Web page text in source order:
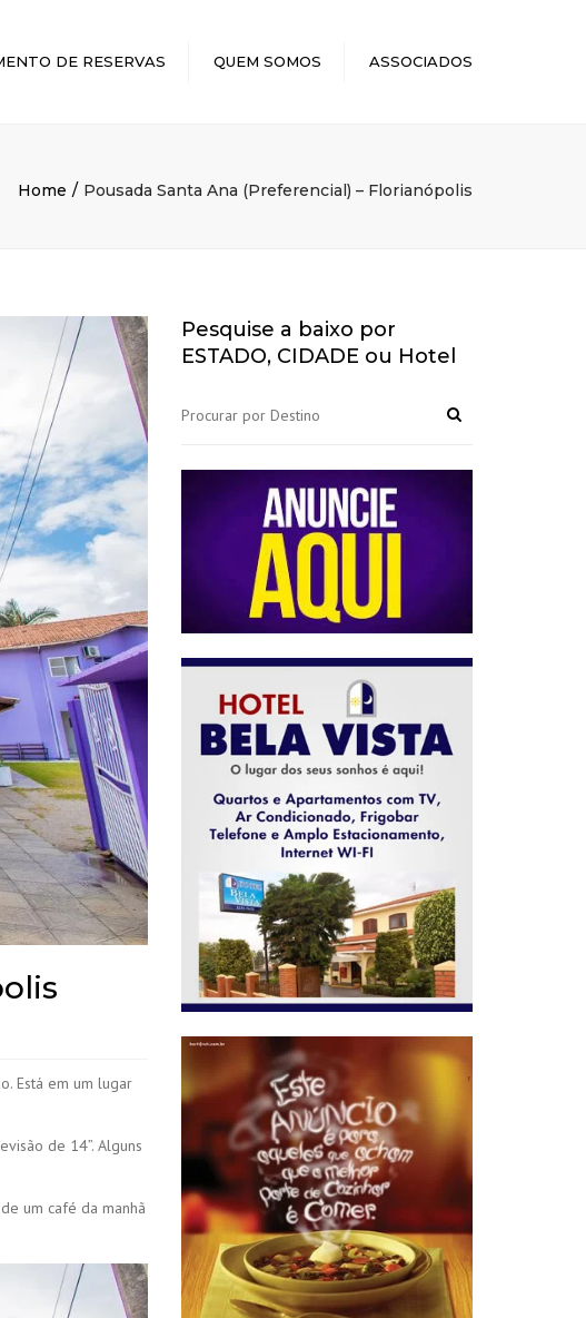
DE RESERVAS QUEM SOMOS ASSOCIADOS
Home Pousada Santa Ana (Preferencial) – Florianópolis
Está em um lugar
de 14”. Alguns
um café da manhã
Pesquise a baixo por
ESTADO, CIDADE ou Hotel